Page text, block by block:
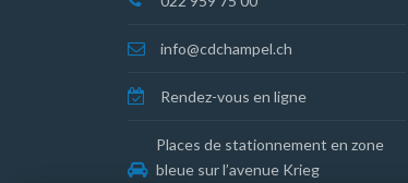
info@cdchampel.ch
Rendez-vous en ligne
Places de stationnement en zone
bleue sur l’avenue Krieg